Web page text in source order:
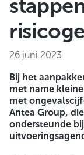
26 juni 2023
Bij het
met name
met
Antea Group,
ondersteunde